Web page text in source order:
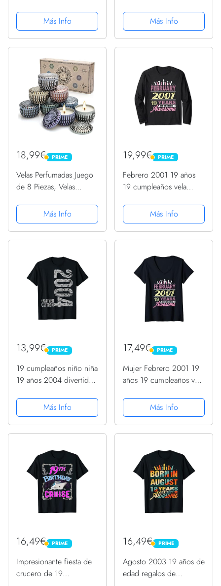
color de las velas.
Compra solidaria
Más Info
Colores,Regalo de
cumpleaños,
Personalizadas
Más Info
18,99€ PRIME
PRIME
Velas Perfumadas Juego
de 8 Piezas, Velas
Regalo de Velas de
Aromaterapia Cera de
Soja(15-20 Hora),
Yoga Cumpleaños...
Más Info
19,99€ PRIME
PRIME
Febrero 2001 19 años
19 cumpleaños vela
regalos Manga Larga
Más Info
13,99€ PRIME
PRIME
19 cumpleaños niño niña
19 años 2004 divertido
Más Info
17,49€ PRIME
PRIME
Mujer Febrero 2001 19
años 19 cumpleaños vela
regalos Camiseta Cuello
V
Más Info
16,49€ PRIME
PRIME
Impresionante fiesta de
crucero de 19
16,49€ PRIME
PRIME
Agosto 2003 19 años de
edad regalos de